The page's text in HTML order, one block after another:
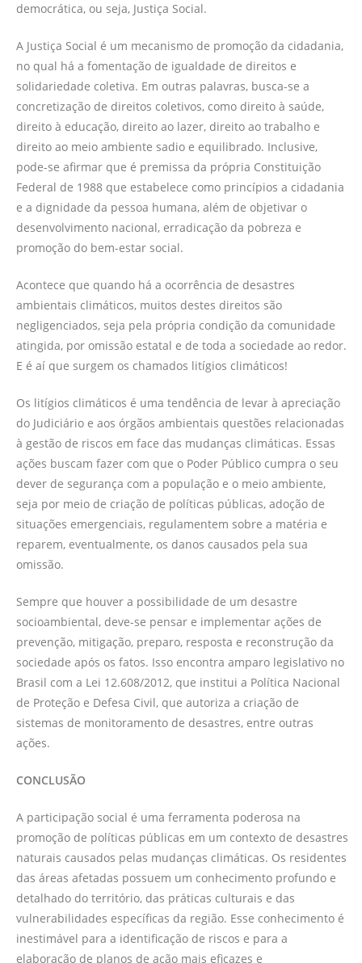
democrática, ou seja, Justiça Social.
A Justiça Social é um mecanismo de promoção da cidadania,
no qual há a fomentação de igualdade de direitos e
solidariedade coletiva. Em outras palavras, busca-se a
concretização de direitos coletivos, como direito à saúde,
direito à educação, direito ao lazer, direito ao trabalho e
direito ao meio ambiente sadio e equilibrado. Inclusive,
pode-se afirmar que é premissa da própria Constituição
Federal de 1988 que estabelece como princípios a cidadania
e a dignidade da pessoa humana, além de objetivar o
desenvolvimento nacional, erradicação da pobreza e
promoção do bem-estar social.
Acontece que quando há a ocorrência de desastres
ambientais climáticos, muitos destes direitos são
negligenciados, seja pela própria condição da comunidade
atingida, por omissão estatal e de toda a sociedade ao redor.
E é aí que surgem os chamados litígios climáticos!
Os litígios climáticos é uma tendência de levar à apreciação
do Judiciário e aos órgãos ambientais questões relacionadas
à gestão de riscos em face das mudanças climáticas. Essas
ações buscam fazer com que o Poder Público cumpra o seu
dever de segurança com a população e o meio ambiente,
seja por meio de criação de políticas públicas, adoção de
situações emergenciais, regulamentem sobre a matéria e
reparem, eventualmente, os danos causados pela sua
omissão.
Sempre que houver a possibilidade de um desastre
socioambiental, deve-se pensar e implementar ações de
prevenção, mitigação, preparo, resposta e reconstrução da
sociedade após os fatos. Isso encontra amparo legislativo no
Brasil com a Lei 12.608/2012, que institui a Política Nacional
de Proteção e Defesa Civil, que autoriza a criação de
sistemas de monitoramento de desastres, entre outras
ações.
CONCLUSÃO
A participação social é uma ferramenta poderosa na
promoção de políticas públicas em um contexto de desastres
naturais causados pelas mudanças climáticas. Os residentes
das áreas afetadas possuem um conhecimento profundo e
detalhado do território, das práticas culturais e das
vulnerabilidades específicas da região. Esse conhecimento é
inestimável para a identificação de riscos e para a
elaboração de planos de ação mais eficazes e